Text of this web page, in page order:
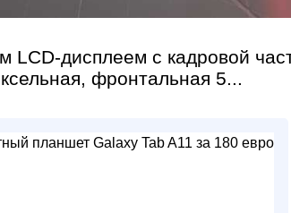
дисплеем с кадровой
фронтальная 5...